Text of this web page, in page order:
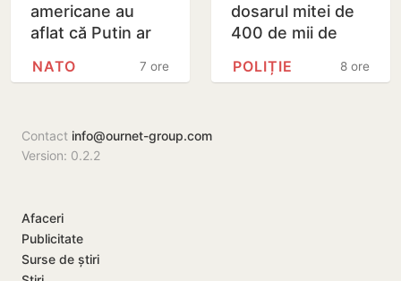
americane au
aflat că Putin ar
cu un atac chiar în
7 ore
NATO
dosarul mitei de
400 de mii de
facilitat transferul
8 ore
POLIȚIE
Contact info@ournet-group.com
Version: 0.2.2
Afaceri
Publicitate
Surse de știri